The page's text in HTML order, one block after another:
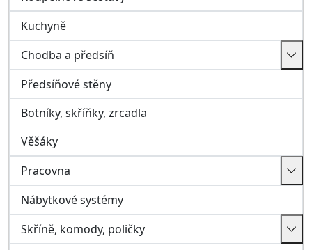
Skříně, regály, vitríny
Poličky, závěsné skříňky
Komody, truhly
Matrace a rošty
Matrace
Rošty
Bar, Zahrada, Ostatní
Zahrada, volný čas
Křesla relaxační,houpací